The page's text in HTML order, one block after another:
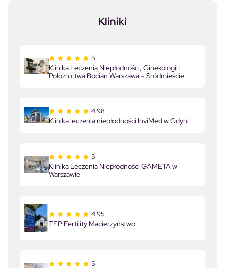
Kliniki
5
Klinika Leczenia Niepłodności, Ginekologii i
Położnictwa Bocian Warszawa – Śródmieście
4.98
Klinika leczenia niepłodności InviMed w Gdyni
5
Klinika Leczenia Niepłodności GAMETA w
Warszawie
4.95
TFP Fertility Macierzyństwo
5